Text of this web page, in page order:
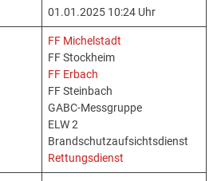
01.01.2025 10:24 Uhr
FF Michelstadt
FF Stockheim
FF Erbach
FF Steinbach
GABC-Messgruppe
ELW 2
Brandschutzaufsichtsdienst
Rettungsdienst